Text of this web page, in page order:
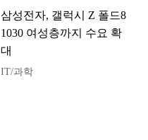
삼성전자, 갤럭시 Z 폴드8
1030 여성층까지 수요 확
대
IT/과학